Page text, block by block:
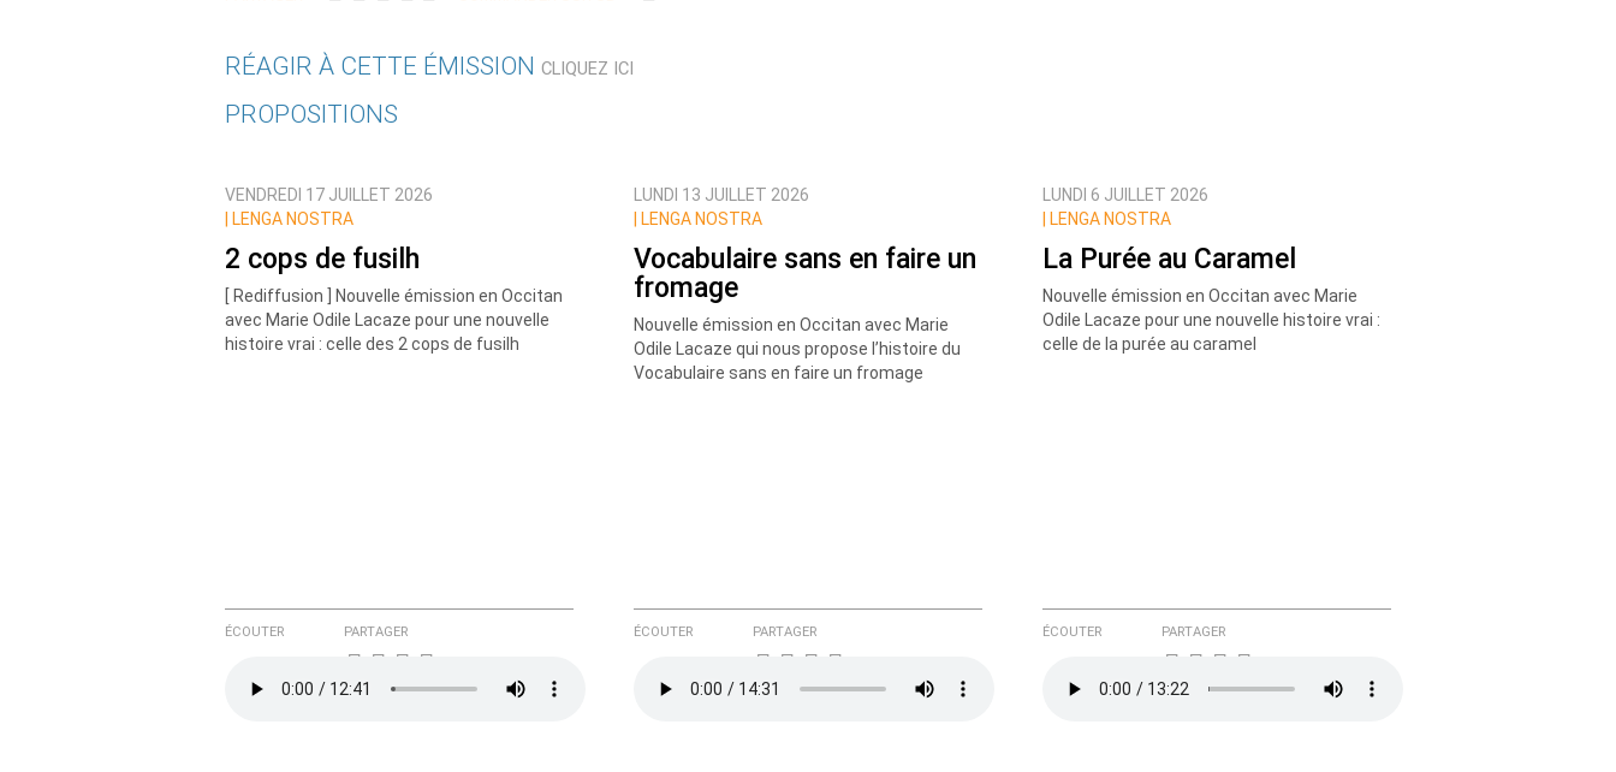
RÉAGIR À CETTE ÉMISSION CLIQUEZ ICI
Nom
Courriel (non publié)
PROPOSITIONS
VENDREDI 17 JUILLET 2026
LENGA NOSTRA
2 cops de fusilh
[ Rediffusion ] Nouvelle émission en Occitan
avec Marie Odile Lacaze pour une nouvelle
histoire vrai : celle des 2 cops de fusilh
ÉCOUTER PARTAGER
LUNDI 13 JUILLET 2026
LENGA NOSTRA
Vocabulaire sans en faire un
fromage
Nouvelle émission en Occitan avec Marie
Odile Lacaze qui nous propose l’histoire du
Vocabulaire sans en faire un fromage
ÉCOUTER PARTAGER
LUNDI 6 JUILLET 2026
LENGA NOSTRA
La Purée au Caramel
Nouvelle émission en Occitan avec Marie
Odile Lacaze pour une nouvelle histoire vrai :
celle de la purée au caramel
ÉCOUTER PARTAGER